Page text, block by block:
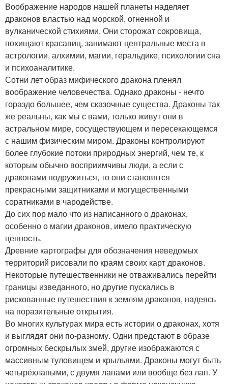
Воображение народов нашей планеты наделяет
драконов властью над морской, огненной и
вулканической стихиями. Они сторожат сокровища,
похищают красавиц, занимают центральные места в
астрологии, алхимии, магии, геральдике, психологии сна
и психоаналитике.
Сотни лет образ мифического дракона пленял
воображение человечества. Однако драконы - нечто
гораздо большее, чем сказочные существа. Драконы так
же реальны, как мы с вами, только живут они в
астральном мире, сосуществующем и пересекающемся
с нашим физическим миром. Драконы контролируют
более глубокие потоки природных энергий, чем те, к
которым обычно восприимчивы люди, а если с
драконами подружиться, то они становятся
прекрасными защитниками и могущественными
соратниками в чародействе.
До сих пор мало что из написанного о драконах,
особенно о магии драконов, имело практическую
ценность.
Древние картографы для обозначения неведомых
территорий рисовали по краям своих карт драконов.
Некоторые путешественники не отваживались перейти
границы изведанного, но другие пускались в
рискованные путешествия к землям драконов, надеясь
на поразительные открытия.
Во многих культурах мира есть истории о драконах, хотя
и выглядят они по-разному. Одни предстают в образе
огромных бескрылых змей, другие изображаются с
массивным туловищем и крыльями. Драконы могут быть
четырёхлапыми, с двумя лапами или вообще без лап. У